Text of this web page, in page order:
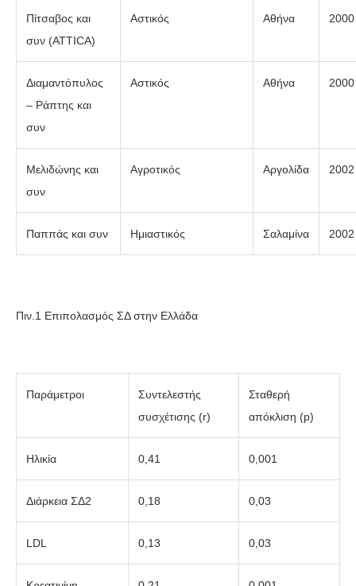
Πίτσαβος και
συν (ATTICA)
Αστικός Αθήνα 2000
Διαμαντόπυλος
– Ράπτης και
συν
Αστικός Αθήνα 2000
Μελιδώνης και
συν
Αγροτικός Αργολίδα 2002
Παππάς και συν Ημιαστικός Σαλαμίνα 2002
Πιν.1 Επιπολασμός ΣΔ στην Ελλάδα
Παράμετροι
Συντελεστής
συσχέτισης (r)
Σταθερή
απόκλιση (p)
Ηλικία 0,41 0,001
Διάρκεια ΣΔ2 0,18 0,03
LDL 0,13 0,03